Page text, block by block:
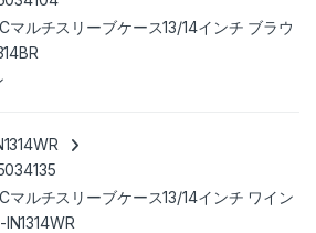
マルチスリーブケース13/14インチ ブラウ
マルチスリーブケース13/14インチ ワイン